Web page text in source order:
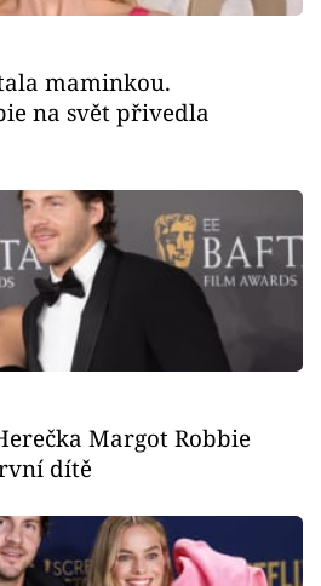
maminkou.
na svět přivedla
Margot Robbie
dítě